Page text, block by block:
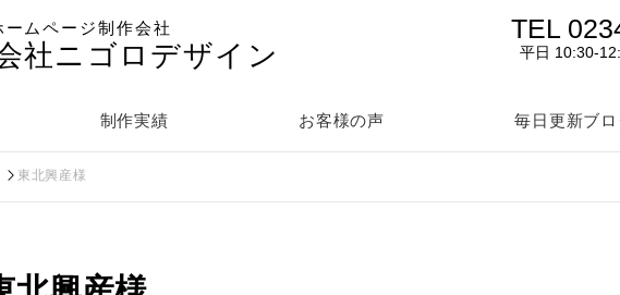
ームページ制作会社
社ニゴロデザイン
TEL
平日 10:30-
制作実績 お客様の声 毎日更新ブ
東北興産様